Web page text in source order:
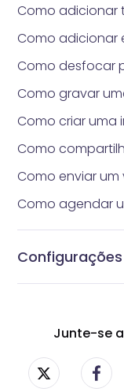
Como adicionar
Como adicionar
Como desfocar
Como gravar
Como criar uma
Como
Como enviar
Como agendar
Configurações
Junte-se